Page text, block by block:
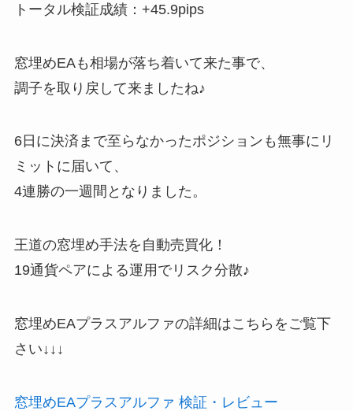
トータル検証成績：+45.9pips
窓埋めEAも相場が落ち着いて来た事で、
調子を取り戻して来ましたね♪
6日に決済まで至らなかったポジションも無事にリ
ミットに届いて、
4連勝の一週間となりました。
王道の窓埋め手法を自動売買化！
19通貨ペアによる運用でリスク分散♪
窓埋めEAプラスアルファの詳細はこちらをご覧下
さい↓↓↓
窓埋めEAプラスアルファ 検証・レビュー